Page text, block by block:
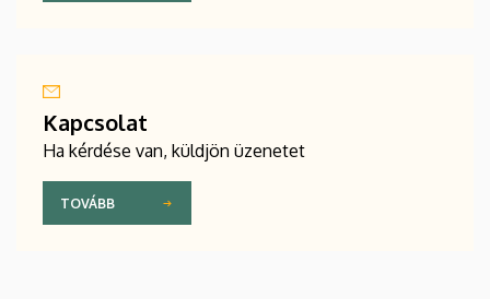
Kapcsolat
Ha kérdése van, küldjön üzenetet
TOVÁBB